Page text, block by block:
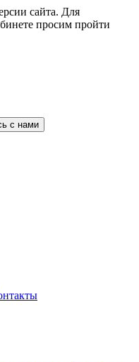
сайта. Для
просим пройти
с нами